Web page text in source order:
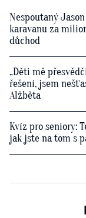
Nespoutaný
karavanu za
důchod
„Děti mě
řešení, jsem
Alžběta
Kvíz pro seniory:
jak jste na tom s